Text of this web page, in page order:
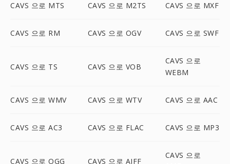
CAVS 으로 MTS CAVS 으로 M2TS CAVS 으로 MXF
CAVS 으로 RM CAVS 으로 OGV CAVS 으로 SWF
CAVS 으로 TS CAVS 으로 VOB
CAVS 으로
WEBM
CAVS 으로 WMV CAVS 으로 WTV CAVS 으로 AAC
CAVS 으로 AC3 CAVS 으로 FLAC CAVS 으로 MP3
CAVS 으로 OGG CAVS 으로 AIFF
CAVS 으로